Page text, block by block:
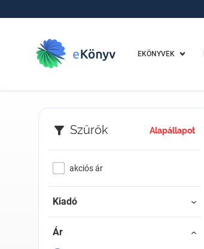
EKÖNYVEK
Szűrők Alapállapot
akciós ár
Kiadó
Ár